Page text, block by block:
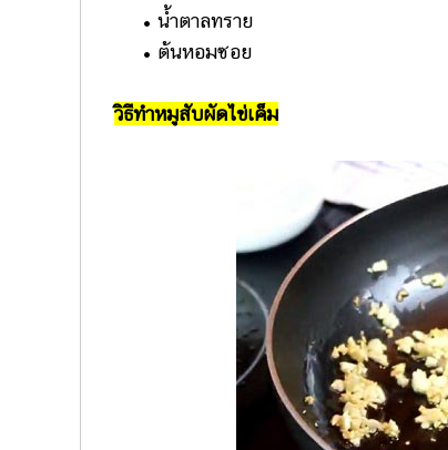
• น้ำตาลทราย
• ต้นหอมซอย
วิธีทำหมูสับผัดไข่เค็ม